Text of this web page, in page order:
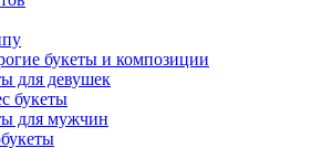
букеты и композиции
для девушек
букеты
для мужчин